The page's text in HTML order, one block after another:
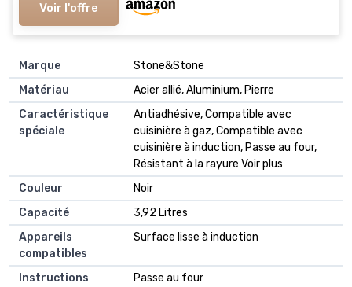
Voir l'offre
Marque
Stone&Stone
Matériau
Acier allié, Aluminium, Pierre
Caractéristique
spéciale
Antiadhésive, Compatible avec
cuisinière à gaz, Compatible avec
cuisinière à induction, Passe au four,
Résistant à la rayure Voir plus
Couleur
Noir
Capacité
3,92 Litres
Appareils
compatibles
Surface lisse à induction
Instructions
Passe au four